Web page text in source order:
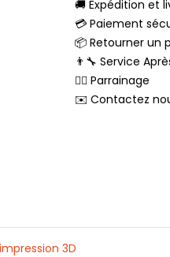
🚚 Expédition et
💳 Paiement
📦 Retourner un
👨‍🔧 Service
🦸‍♂️ Parrainage
✉️ Contactez
3D